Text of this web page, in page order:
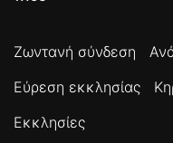
Ζωντανή σύνδεση
Εύρεση εκκλησίας
Εκκλησίες